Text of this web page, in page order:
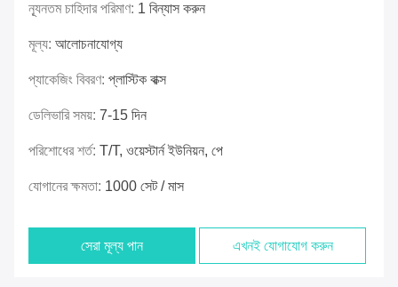
ন্যূনতম চাহিদার পরিমাণ: 1 বিন্যাস করুন
মূল্য: আলোচনাযোগ্য
প্যাকেজিং বিবরণ: প্লাস্টিক বাক্স
ডেলিভারি সময়: 7-15 দিন
পরিশোধের শর্ত: T/T, ওয়েস্টার্ন ইউনিয়ন, পে
যোগানের ক্ষমতা: 1000 সেট / মাস
সেরা মূল্য পান এখনই যোগাযোগ করুন